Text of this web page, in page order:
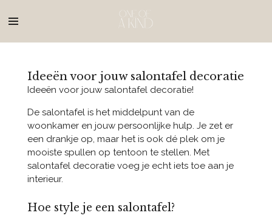
direct
Ideeën voor jouw salontafel decoratie
Ideeën voor jouw salontafel decoratie!
De salontafel is het middelpunt van de
woonkamer en jouw persoonlijke hulp. Je zet er
een drankje op, maar het is ook dé plek om je
mooiste spullen op tentoon te stellen. Met
salontafel decoratie voeg je echt iets toe aan je
interieur.
Hoe style je een salontafel?